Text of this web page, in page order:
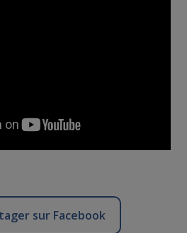
sur Facebook